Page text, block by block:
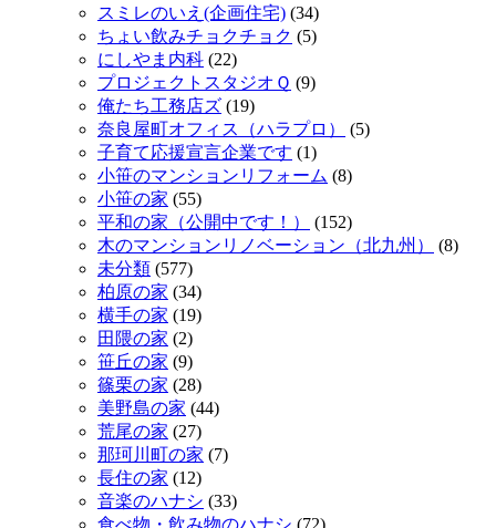
スミレのいえ(企画住宅) (34)
ちょい飲みチョクチョク (5)
にしやま内科 (22)
プロジェクトスタジオＱ (9)
俺たち工務店ズ (19)
奈良屋町オフィス（ハラプロ）
(5)
子育て応援宣言企業です (1)
小笹のマンションリフォーム (8)
小笹の家 (55)
平和の家（公開中です！）
(152)
木のマンションリノベーション（北九州）
(8)
未分類 (577)
柏原の家 (34)
横手の家 (19)
田隈の家 (2)
笹丘の家 (9)
篠栗の家 (28)
美野島の家 (44)
荒尾の家 (27)
那珂川町の家 (7)
長住の家 (12)
音楽のハナシ (33)
食べ物・飲み物のハナシ (72)